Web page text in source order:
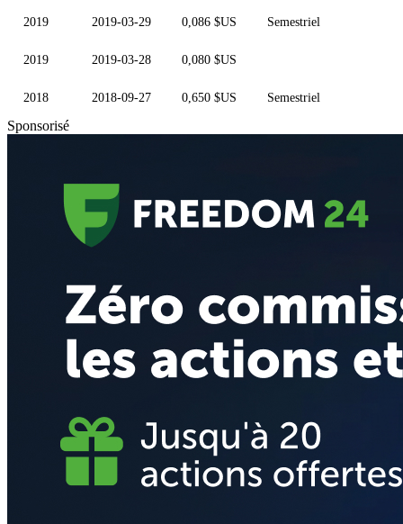
2019 2019-03-29 0,086 $US Semestriel
2019 2019-03-28 0,080 $US
2018 2018-09-27 0,650 $US Semestriel
Sponsorisé